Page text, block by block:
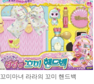
꼬미마녀 라라의 꼬미 핸드백